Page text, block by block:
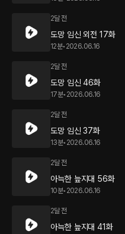
2달 전
도망 임신 외전 17화
12분• 2026.06.16
2달 전
도망 임신 46화
17분• 2026.06.16
2달 전
도망 임신 37화
13분• 2026.06.16
2달 전
아늑한 늪지대 56화
10분• 2026.06.16
2달 전
아늑한 늪지대 41화